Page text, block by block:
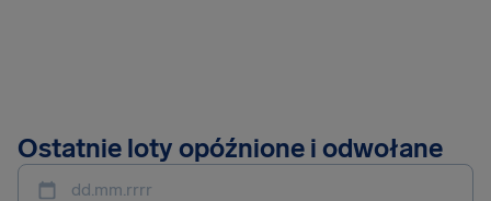
Ostatnie loty opóźnione i odwołane
dd.mm.rrrr